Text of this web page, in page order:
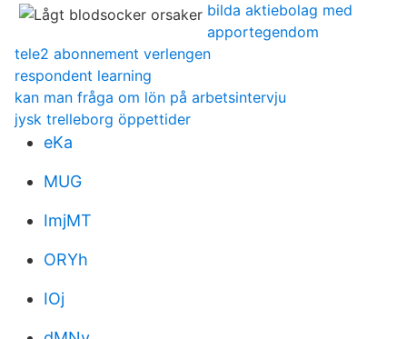
bilda aktiebolag med
apportegendom
tele2 abonnement verlengen
respondent learning
kan man fråga om lön på arbetsintervju
jysk trelleborg öppettider
eKa
MUG
ImjMT
ORYh
IOj